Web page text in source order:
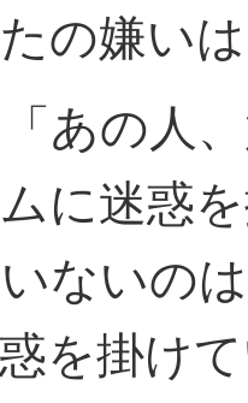
の嫌い
あの人
に迷惑
ないの
を掛け